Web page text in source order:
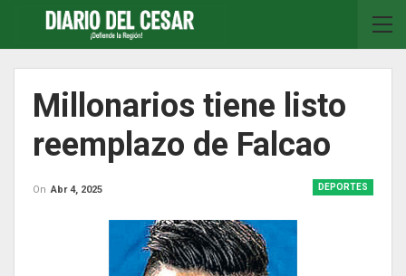
Millonarios tiene listo
reemplazo de Falcao
DEPORTES
On Abr 4, 2025